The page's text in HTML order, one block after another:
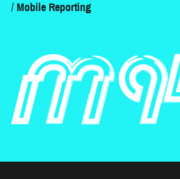
Mobile Reporting